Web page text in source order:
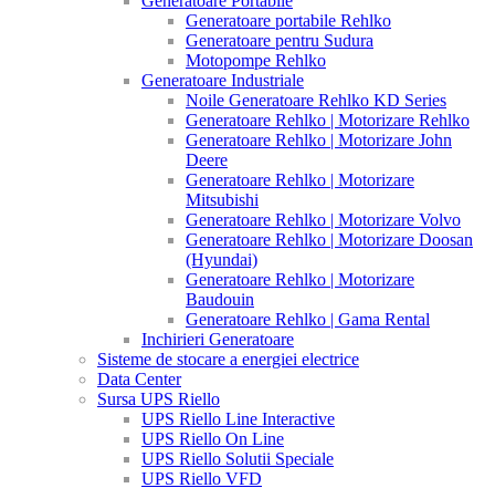
Generatoare portabile Rehlko
Generatoare pentru Sudura
Motopompe Rehlko
Generatoare Industriale
Noile Generatoare Rehlko KD Series
Generatoare Rehlko | Motorizare Rehlko
Generatoare Rehlko | Motorizare John
Deere
Generatoare Rehlko | Motorizare
Mitsubishi
Generatoare Rehlko | Motorizare Volvo
Generatoare Rehlko | Motorizare Doosan
(Hyundai)
Generatoare Rehlko | Motorizare
Baudouin
Generatoare Rehlko | Gama Rental
Inchirieri Generatoare
Sisteme de stocare a energiei electrice
Data Center
Sursa UPS Riello
UPS Riello Line Interactive
UPS Riello On Line
UPS Riello Solutii Speciale
UPS Riello VFD